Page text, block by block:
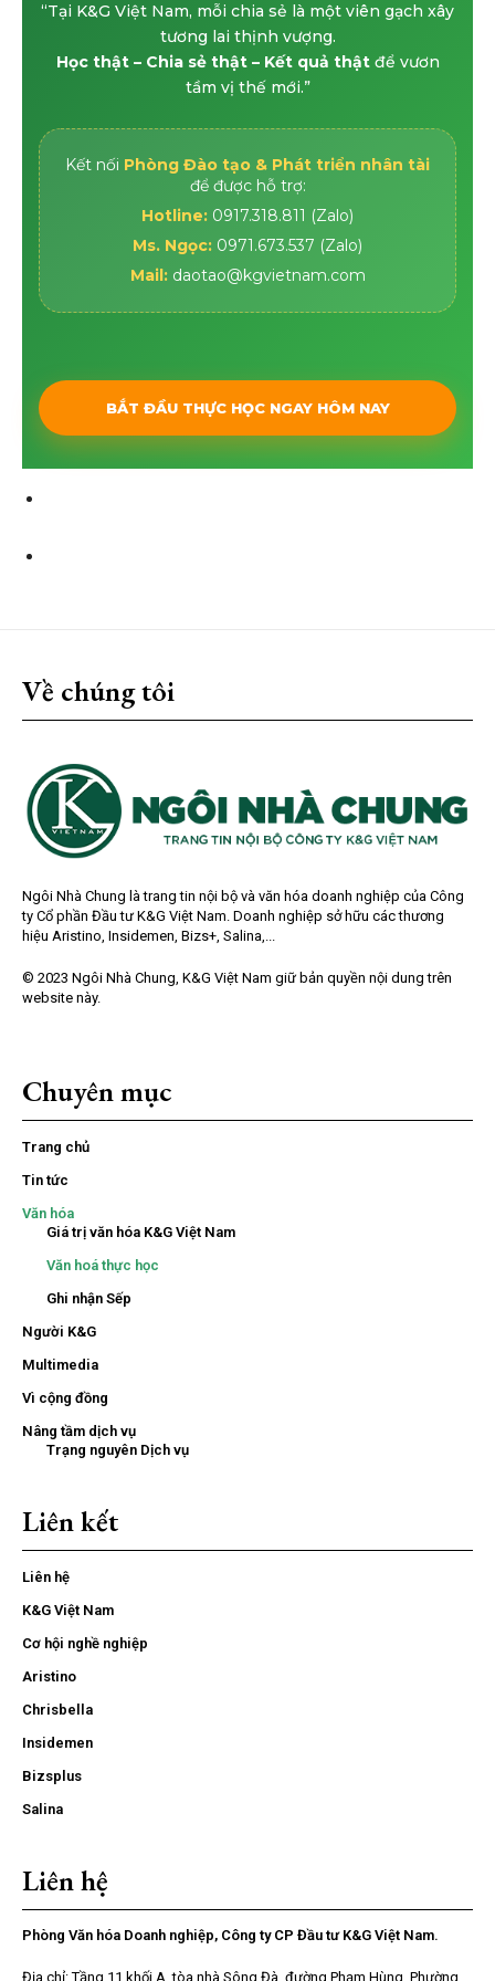
Phiên chia sẻ cần được ghi âm hoặc ghi
hình để nộp báo cáo sau phiên chia sẻ.
“Tại K&G Việt Nam, mỗi chia sẻ là một viên gạch xây
tương lai thịnh vượng.
Học thật – Chia sẻ thật – Kết quả thậtđể vươn
tầm vị thế mới.”
Kết nối Phòng Đào tạo & Phát triển nhân tài
để được hỗ trợ:
Hotline: 0917.318.811 (Zalo)
Ms. Ngọc: 0971.673.537 (Zalo)
Mail:daotao@kgvietnam.com
BẮT ĐẦU THỰC HỌC NGAY HÔM NAY
Về chúng tôi
Ngôi Nhà Chung là trang tin nội bộ và văn hóa doanh nghiệp của Công
ty Cổ phần Đầu tư K&G Việt Nam. Doanh nghiệp sở hữu các thương
hiệu Aristino, Insidemen, Bizs+, Salina,...
© 2023 Ngôi Nhà Chung, K&G Việt Nam giữ bản quyền nội dung trên
website này.
Chuyên mục
Trang chủ
Tin tức
Văn hóa
Giá trị văn hóa K&G Việt Nam
Văn hoá thực học
Ghi nhận Sếp
Người K&G
Multimedia
Vì cộng đồng
Nâng tầm dịch vụ
Trạng nguyên Dịch vụ
Liên kết
Liên hệ
K&G Việt Nam
Cơ hội nghề nghiệp
Aristino
Chrisbella
Insidemen
Bizsplus
Salina
Liên hệ
Phòng Văn hóa Doanh nghiệp, Công ty CP Đầu tư K&G Việt Nam.
Địa chỉ: Tầng 11 khối A, tòa nhà Sông Đà, đường Phạm Hùng, Phường